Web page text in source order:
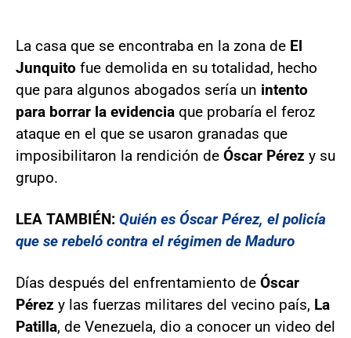
La casa que se encontraba en la zona de El
Junquito fue demolida en su totalidad, hecho
que para algunos abogados sería un intento
para borrar la evidencia que probaría el feroz
ataque en el que se usaron granadas que
imposibilitaron la rendición de Óscar Pérez y su
grupo.
LEA TAMBIÉN: Quién es Óscar Pérez, el policía
que se rebeló contra el régimen de Maduro
Días después del enfrentamiento de Óscar
Pérez y las fuerzas militares del vecino país, La
Patilla, de Venezuela, dio a conocer un video del